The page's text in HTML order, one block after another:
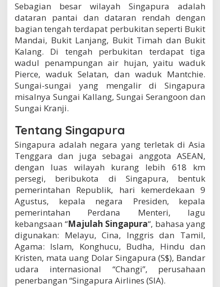
Sebagian besar wilayah Singapura adalah
dataran pantai dan dataran rendah dengan
bagian tengah terdapat perbukitan seperti Bukit
Mandai, Bukit Lanjang, Bukit Timah dan Bukit
Kalang. Di tengah perbukitan terdapat tiga
wadul penampungan air hujan, yaitu waduk
Pierce, waduk Selatan, dan waduk Mantchie.
Sungai-sungai yang mengalir di Singapura
misalnya Sungai Kallang, Sungai Serangoon dan
Sungai Kranji.
Tentang Singapura
Singapura adalah negara yang terletak di Asia
Tenggara dan juga sebagai anggota ASEAN,
dengan luas wilayah kurang lebih 618 km
persegi, beribukota di Singapura, bentuk
pemerintahan Republik, hari kemerdekaan 9
Agustus, kepala negara Presiden, kepala
pemerintahan Perdana Menteri, lagu
kebangsaan “Majulah Singapura“, bahasa yang
digunakan: Melayu, Cina, Inggris dan Tamil,
Agama: Islam, Konghucu, Budha, Hindu dan
Kristen, mata uang Dolar Singapura (S$), Bandar
udara internasional “Changi”, perusahaan
penerbangan “Singapura Airlines (SIA).